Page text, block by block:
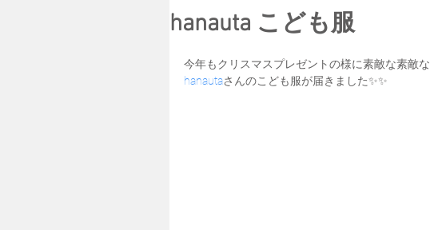
hanauta こども服
今年もクリスマスプレゼントの様に素敵な素敵な
hanautaさんのこども服が届きました✨✨